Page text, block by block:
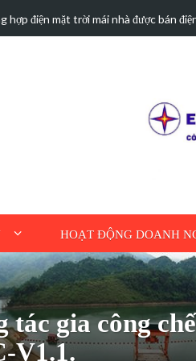
mặt trời mái nhà được bán điện dư
HOẠT ĐỘNG DOANH
tác gia công
V1.1.